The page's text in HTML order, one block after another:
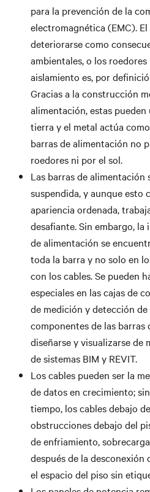
para la prevención de la
electromagnética (EMC).
deteriorarse como
ambientales, o los
aislamiento es, por
Gracias a la construcción
alimentación, estas
tierra y el metal actúa
barras de alimentación no
roedores ni por el sol.
Las barras de alimentación
suspendida, y aunque esto
apariencia ordenada,
desafiante. Sin embargo,
de alimentación se
toda la barra y no solo en
con los cables. Se pueden
especiales en las cajas de
de medición y detección de
componentes de las
diseñarse y visualizarse de
de sistemas BIM y REVIT.
Los cables pueden ser la
de datos en crecimiento;
tiempo, los cables debajo
obstrucciones debajo del
de enfriamiento,
después de la desconexión
el espacio del piso sin